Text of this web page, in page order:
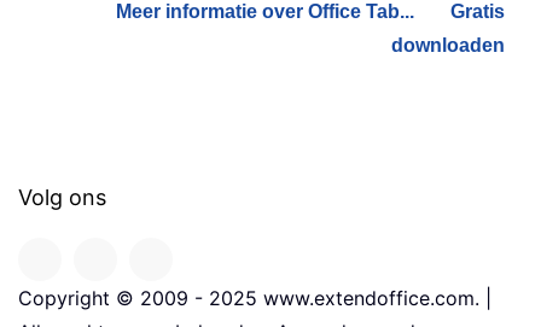
Meer informatie over Office Tab...
Gratis
downloaden
Volg ons
Copyright © 2009 - 2025 www.extendoffice.com. |